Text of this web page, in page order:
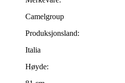
Camelgroup
Produksjonsland:
Italia
Høyde: